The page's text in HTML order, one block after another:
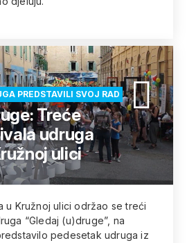
PREDSTAVILI SVOJ RAD
Treće
udruga
ulici
u Kružnoj ulici održao se treći
“Gledaj (u)druge”, na
pedesetak udruga iz